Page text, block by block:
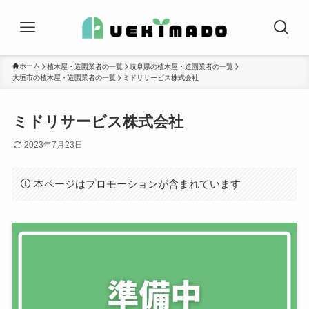
ホーム 植木屋・造園業者の一覧
岐阜県の植木屋・造園業者の一覧
大垣市の植木屋・造園業者の一覧
ミドリサービス株式会社
ミドリサービス株式会社
2023年7月23日
本ページはプロモーションが含まれています